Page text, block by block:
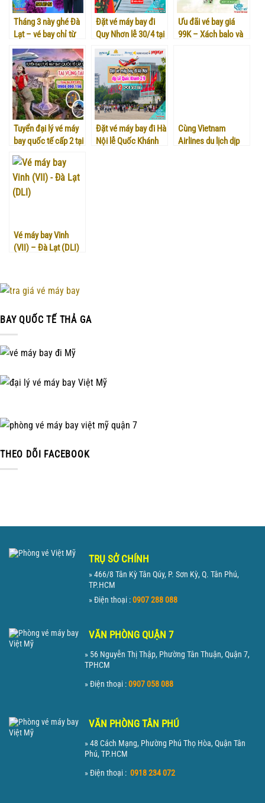
Tháng 3 này ghé Đà
Lạt – vé bay chỉ từ
668K/chặng
Đặt vé máy bay đi
Quy Nhơn lễ 30/4 tại
Việt Mỹ
Ưu đãi vé bay giá
99K – Xách balo và
Tuyển đại lý vé máy
bay quốc tế cấp 2 tại
Vũng Tàu
Đặt vé máy bay đi Hà
Nội lễ Quốc Khánh
Cùng Vietnam
Airlines du lịch dịp
Vé máy bay Vinh
(VII) – Đà Lạt (DLI)
BAY QUỐC TẾ THẢ GA
THEO DÕI FACEBOOK
TRỤ SỞ CHÍNH
» 466/8 Tân Kỳ Tân Qúy, P. Sơn Kỳ, Q. Tân Phú,
TP.HCM
» Điện thoại :0907 288 088
VĂN PHÒNG QUẬN 7
» 56 Nguyễn Thị Thập, Phường Tân Thuận, Quận 7,
TPHCM
» Điện thoại :0907 058 088
VĂN PHÒNG TÂN PHÚ
» 48 Cách Mạng, Phường Phú Thọ Hòa, Quận Tân
Phú, TP.HCM
» Điện thoại : 0918 234 072